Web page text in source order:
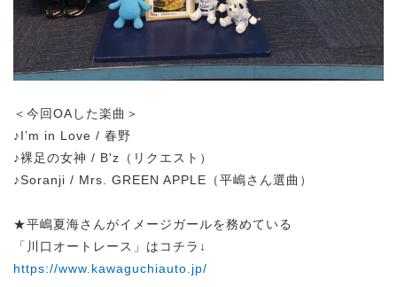
＜今回OAした楽曲＞
♪I’m in Love / 春野
♪裸足の女神 / B'z（リクエスト）
♪Soranji / Mrs. GREEN APPLE（平嶋さん選曲）
★平嶋夏海さんがイメージガールを務めている
「川口オートレース」はコチラ↓
https://www.kawaguchiauto.jp/